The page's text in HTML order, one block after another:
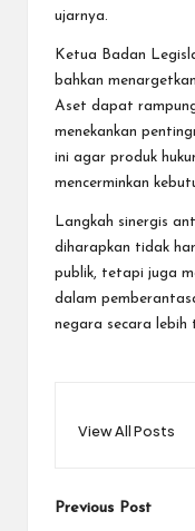
ujarnya.
Ketua Badan
bahkan
Aset dapat
menekankan
ini agar produk
mencerminkan
Langkah sinergis
diharapkan tidak
publik, tetapi juga
dalam
negara secara lebih
View All Posts
Post
Previous Post